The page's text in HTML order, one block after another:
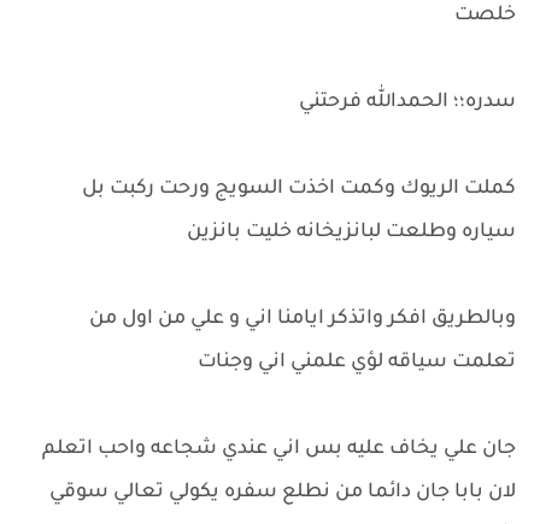
خلصت
سدره؛؛ الحمدالله فرحتني
كملت الريوك وكمت اخذت السويج ورحت ركبت بل
سياره وطلعت لبانزيخانه خليت بانزين
وبالطريق افكر واتذكر ايامنا اني و علي من اول من
تعلمت سياقه لؤي علمني اني وجنات
جان علي يخاف عليه بس اني عندي شجاعه واحب اتعلم
لان بابا جان دائما من نطلع سفره يكولي تعالي سوقي